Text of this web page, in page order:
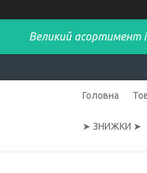
Великий асортимент
Головна
➤ ЗНИЖКИ ➤